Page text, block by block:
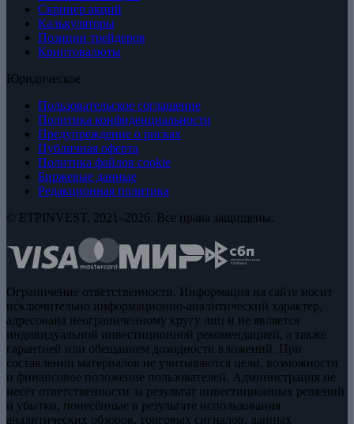
Скринер акций
Калькуляторы
Позиции трейдеров
Криптовалюты
Юридическое
Пользовательское соглашение
Политика конфиденциальности
Предупреждение о рисках
Публичная оферта
Политика файлов cookie
Биржевые данные
Редакционная политика
© ETPINVEST, 2021–2026. Все права защищены.
Ограничение ответственности. Информация на сайте носит
исключительно информационно-аналитический характер,
адресована неограниченному кругу лиц и не является
индивидуальной инвестиционной рекомендацией, а также
гарантией или обещанием доходности вложений. При
составлении материалов не учитываются цели, возможности
и финансовое положение пользователей. Администрация не
несёт ответственности за результат инвестиционных решений
и убытки, понесённые в результате использования
аналитических обзоров, торговых сигналов, данных